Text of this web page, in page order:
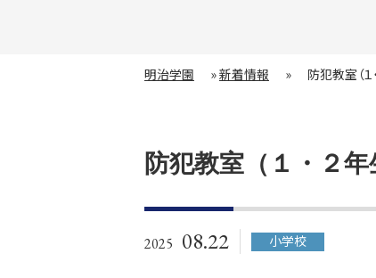
明治学園 »新着情報 » 防犯教室（１
防犯教室（１・２年
2025 08.22 小学校